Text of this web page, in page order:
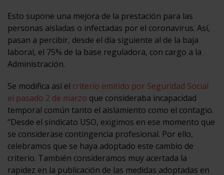
Esto supone una mejora de la prestación para las
personas aisladas o infectadas por el coronavirus. Así,
pasan a percibir, desde el día siguiente al de la baja
laboral, el 75% de la base reguladora, con cargo a la
Administración.
Se modifica así el criterio emitido por Seguridad Social
el pasado 2 de marzo que consideraba incapacidad
temporal común tanto el aislamiento como el contagio.
“Desde el sindicato USO, exigimos en ese momento que
se considerase contingencia profesional. Por ello,
celebramos que se haya adoptado este cambio de
criterio. También consideramos muy acertada la
rapidez en la publicación de las medidas adoptadas en